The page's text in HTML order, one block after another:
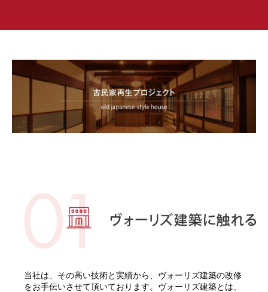
当社は、その高い技術と実績から、ヴォーリズ建築の改修
をお手伝いさせて頂いております。ヴォーリズ建築とは、